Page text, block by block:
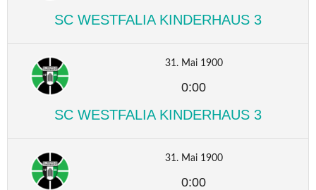
SC WESTFALIA KINDERHAUS 3
31. Mai 1900
0:00
SC WESTFALIA KINDERHAUS 3
31. Mai 1900
0:00